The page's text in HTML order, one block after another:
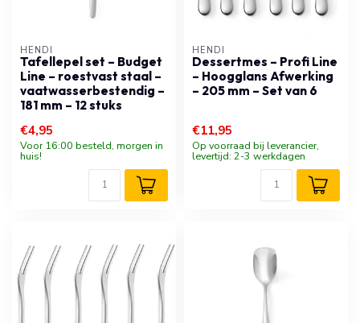
HENDI
Tafellepel set – Budget
Line – roestvast staal –
vaatwasserbestendig –
181 mm – 12 stuks
€4,95
Voor 16:00 besteld, morgen in
huis!
HENDI
Dessertmes – Profi Line
– Hoogglans Afwerking
– 205 mm – Set van 6
€11,95
Op voorraad bij leverancier,
levertijd: 2-3 werkdagen